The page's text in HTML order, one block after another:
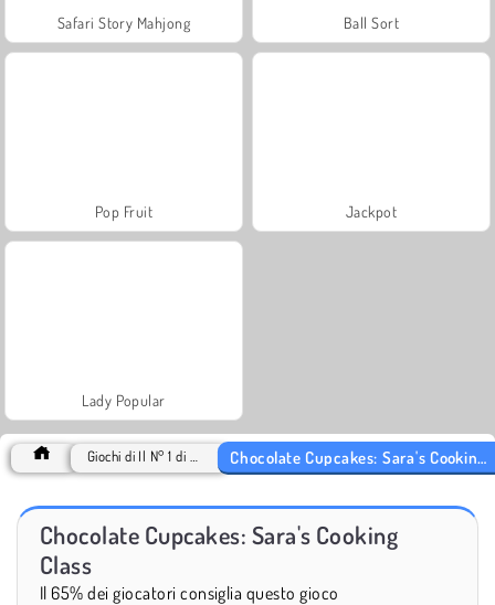
Safari Story Mahjong Ball Sort
Pop Fruit Jackpot
Lady Popular
Chocolate Cupcakes: Sara's Cooking
Class
Il 65% dei giocatori consiglia questo gioco